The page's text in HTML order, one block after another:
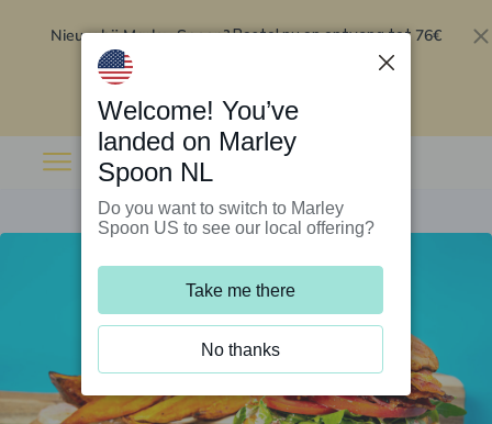
Nieuw bij Marley Spoon?Bestel nu en ontvang tot 76€
Welcome! You’ve
landed on Marley
Spoon NL
Do you want to switch to Marley
Spoon US to see our local offering?
Take me there
No thanks